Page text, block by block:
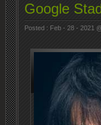
Google
Posted : Feb - 28 - 2021